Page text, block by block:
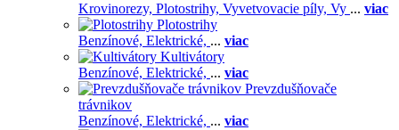
Krovinorezy, Plotostrihy, Vyvetvovacie píly, Vy ... viac
Plotostrihy
Benzínové, Elektrické, ... viac
Kultivátory
Benzínové, Elektrické, ... viac
Prevzdušňovače
trávnikov
Benzínové, Elektrické, ... viac